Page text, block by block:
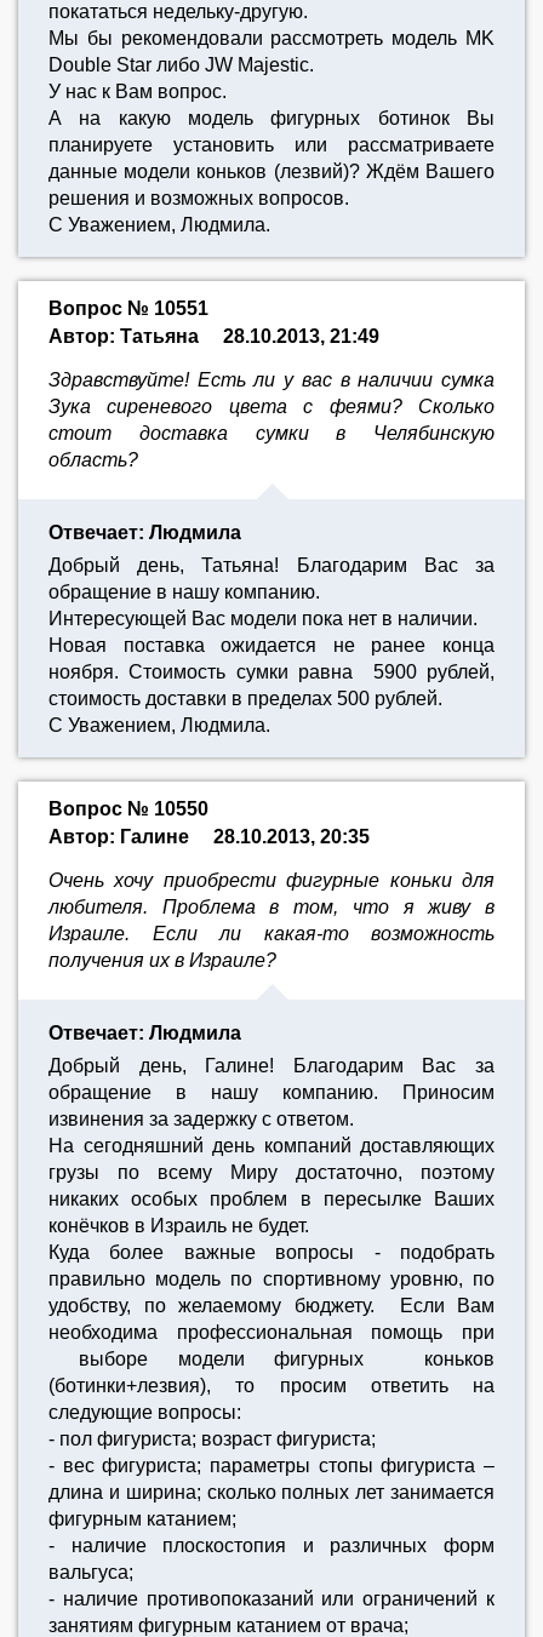
покататься недельку-другую.
Мы бы рекомендовали рассмотреть модель MK
Double Star либо JW Majestic.
У нас к Вам вопрос.
А на какую модель фигурных ботинок Вы
планируете установить или рассматриваете
данные модели коньков (лезвий)? Ждём Вашего
решения и возможных вопросов.
С Уважением, Людмила.
Вопрос № 10551
Автор: Татьяна
28.10.2013, 21:49
Здравствуйте! Есть ли у вас в наличии сумка
Зука сиреневого цвета с феями? Сколько
стоит доставка сумки в Челябинскую
область?
Отвечает: Людмила
Добрый день, Татьяна! Благодарим Вас за
обращение в нашу компанию.
Интересующей Вас модели пока нет в наличии.
Новая поставка ожидается не ранее конца
ноября. Стоимость сумки равна 5900 рублей,
стоимость доставки в пределах 500 рублей.
С Уважением, Людмила.
Вопрос № 10550
Автор: Галине
28.10.2013, 20:35
Очень хочу приобрести фигурные коньки для
любителя. Проблема в том, что я живу в
Израиле. Если ли какая-то возможность
получения их в Израиле?
Отвечает: Людмила
Добрый день, Галине! Благодарим Вас за
обращение в нашу компанию. Приносим
извинения за задержку с ответом.
На сегодняшний день компаний доставляющих
грузы по всему Миру достаточно, поэтому
никаких особых проблем в пересылке Ваших
конёчков в Израиль не будет.
Куда более важные вопросы - подобрать
правильно модель по спортивному уровню, по
удобству, по желаемому бюджету. Если Вам
необходима профессиональная помощь при
выборе модели фигурных коньков
(ботинки+лезвия), то просим ответить на
следующие вопросы:
- пол фигуриста; возраст фигуриста;
- вес фигуриста; параметры стопы фигуриста –
длина и ширина; сколько полных лет занимается
фигурным катанием;
- наличие плоскостопия и различных форм
вальгуса;
- наличие противопоказаний или ограничений к
занятиям фигурным катанием от врача;